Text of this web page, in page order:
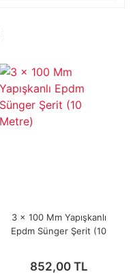
3 x 100 Mm Yapışkanlı
Epdm Sünger Şerit (10
852,00 TL